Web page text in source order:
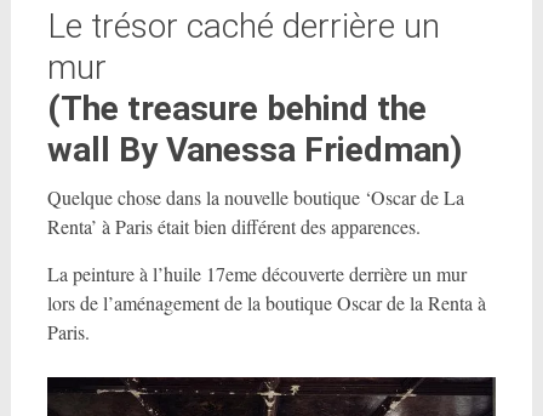
Le trésor caché derrière un
mur
(The treasure behind the
wall By Vanessa Friedman)
Quelque chose dans la nouvelle boutique ‘Oscar de La
Renta’ à Paris était bien différent des apparences.
La peinture à l’huile 17eme découverte derrière un mur
lors de l’aménagement de la boutique Oscar de la Renta à
Paris.